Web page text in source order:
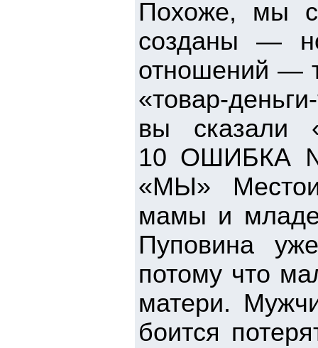
Похоже, мы
созданы —
отношений —
«товар-
вы сказали
10 ОШИБКА
«МЫ»
мамы и
Пуповина
потому что
матери.
боится